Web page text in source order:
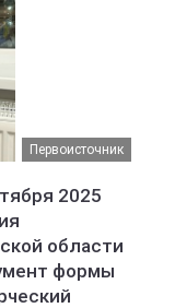
Первоисточник
2025
области
формы